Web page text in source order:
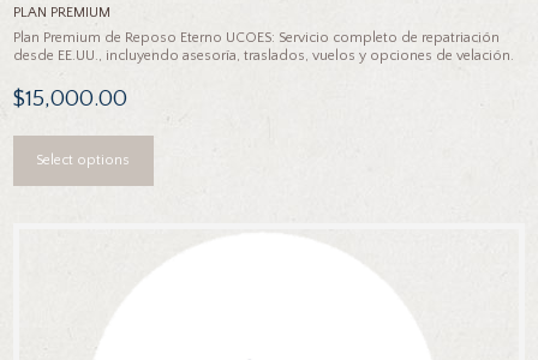
PLAN PREMIUM
Plan Premium de Reposo Eterno UCOES: Servicio completo de repatriación
desde EE.UU., incluyendo asesoría, traslados, vuelos y opciones de velación.
$15,000.00
Select options
variants.